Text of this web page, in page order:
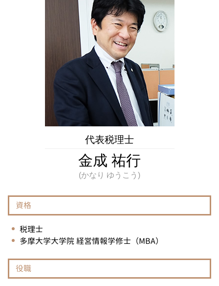
登録免許税 とは
相続税 債務控除
代償分割とは わかりやすく
相続税 不動産売却
税務代理権限証書 とは
ふるさと納税 とは
経常利益 とは
書面添付制度 とは
税務代理権限証書 必要な場合
不動産相続 多摩市 相談
相続税 国立市 税理士
税務相談 国立市 相談
相続 神奈川県 相談
相続税 神奈川県 税理士
不動産相続 府中市 税理士
相続 埼玉県 税理士
相続 調布市 相談
税務相談 埼玉県 税理士
相続 東京都 税理士
不動産相続 国立市 税理士
代表税理士
金成 祐行
資格
税理士
多摩大学大学院 経営情報学修士（MBA）
役職